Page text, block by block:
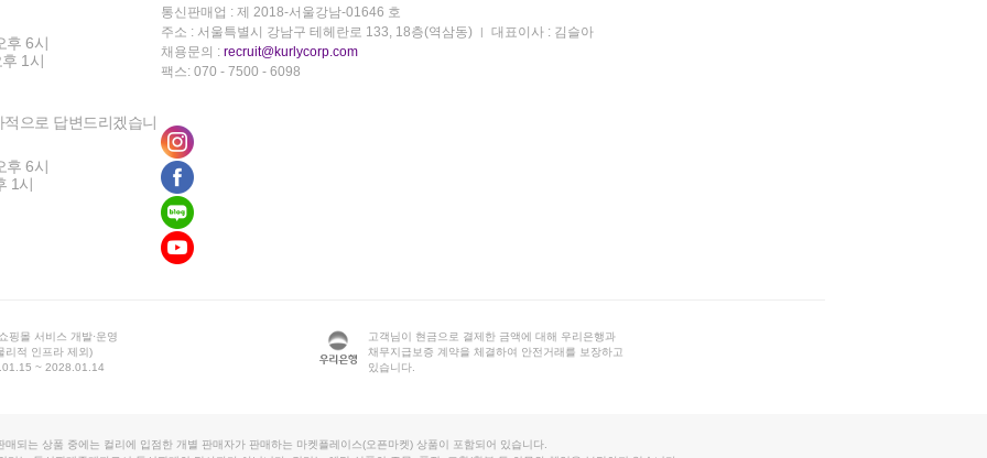
후 6시
1시
으로 답변드리겠습니
후 6시
1시
통신판매업 : 제 2018-서울강남-01646 호
주소 : 서울특별시 강남구 테헤란로 133, 18층(역삼동)
대표이사 : 김슬아
채용문의 : recruit@kurlycorp.com
팩스: 070 - 7500 - 6098
핑몰 서비스 개발·운영
리적 인프라 제외)
~ 2028.01.14
고객님이 현금으로 결제한 금액에 대해 우리은행과
채무지급보증 계약을 체결하여 안전거래를 보장하고
있습니다.
매되는 상품 중에는 컬리에 입점한 개별 판매자가 판매하는 마켓플레이스(오픈마켓) 상품이 포함되어 있습니다.